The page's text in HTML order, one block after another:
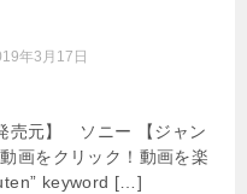
年3月17日
売元】 ソニー 【ジャン
画をクリック！動画を楽
keyword […]